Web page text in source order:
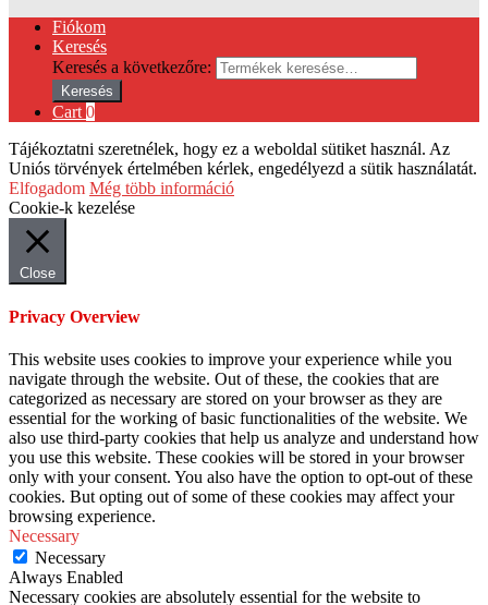
Fiókom
Keresés
Keresés a következőre:
Keresés
Cart 0
Tájékoztatni szeretnélek, hogy ez a weboldal sütiket használ. Az
Uniós törvények értelmében kérlek, engedélyezd a sütik használatát.
Elfogadom Még több információ
Cookie-k kezelése
Close
Privacy Overview
This website uses cookies to improve your experience while you
navigate through the website. Out of these, the cookies that are
categorized as necessary are stored on your browser as they are
essential for the working of basic functionalities of the website. We
also use third-party cookies that help us analyze and understand how
you use this website. These cookies will be stored in your browser
only with your consent. You also have the option to opt-out of these
cookies. But opting out of some of these cookies may affect your
browsing experience.
Necessary
Necessary
Always Enabled
Necessary cookies are absolutely essential for the website to